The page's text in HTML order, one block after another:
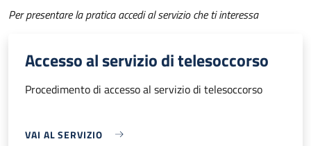
Per presentare la pratica accedi al servizio che ti interessa
Accesso al servizio di telesoccorso
Procedimento di accesso al servizio di telesoccorso
VAI AL SERVIZIO